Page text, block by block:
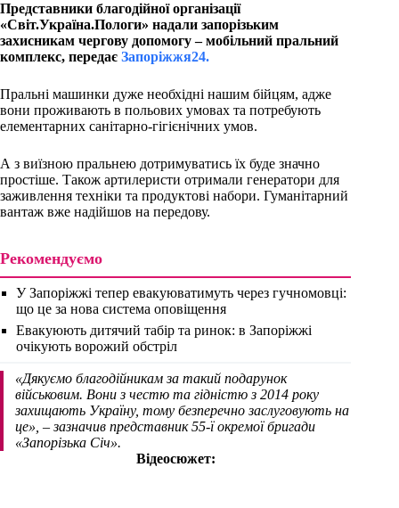
Представники благодійної організації
«Світ.Україна.Пологи» надали запорізьким
захисникам чергову допомогу – мобільний пральний
комплекс, передає Запоріжжя24.
Пральні машинки дуже необхідні нашим бійцям, адже
вони проживають в польових умовах та потребують
елементарних санітарно-гігієнічних умов.
А з виїзною пральнею дотримуватись їх буде значно
простіше. Також артилеристи отримали генератори для
заживлення техніки та продуктові набори. Гуманітарний
вантаж вже надійшов на передову.
Рекомендуємо
У Запоріжжі тепер евакуюватимуть через гучномовці:
що це за нова система оповіщення
Евакуюють дитячий табір та ринок: в Запоріжжі
очікують ворожий обстріл
«Дякуємо благодійникам за такий подарунок
військовим. Вони з честю та гідністю з 2014 року
захищають Україну, тому безперечно заслуговують на
це», – зазначив представник 55-ї окремої бригади
«Запорізька Січ».
Відеосюжет: